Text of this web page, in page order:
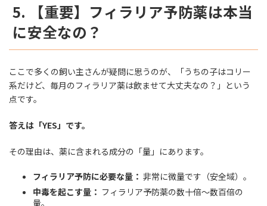
5. 【重要】フィラリア予防薬は本当
に安全なの？
ここで多くの飼い主さんが疑問に思うのが、「うちの子はコリー
系だけど、毎月のフィラリア薬は飲ませて大丈夫なの？」という
点です。
答えは「YES」です。
その理由は、薬に含まれる成分の「量」にあります。
フィラリア予防に必要な量： 非常に微量です（安全域）。
中毒を起こす量： フィラリア予防薬の数十倍〜数百倍の
量。